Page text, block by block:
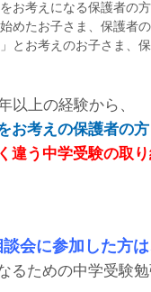
お考えになる保護者の方
めたお子さま、保護者の
とお考えのお子さま、
以上の経験から、
お考えの保護者の
違う中学受験の取
会に参加した方
るための中学受験